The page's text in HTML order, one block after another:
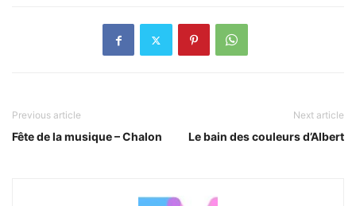
Previous article
Fête de la musique – Chalon
Next article
Le bain des couleurs d’Albert